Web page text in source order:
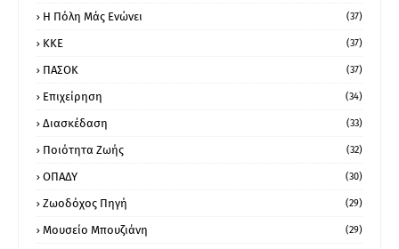
Η Πόλη Μάς Ενώνει (37)
ΚΚΕ (37)
ΠΑΣΟΚ (37)
Επιχείρηση (34)
Διασκέδαση (33)
Ποιότητα Ζωής (32)
ΟΠΑΔΥ (30)
Ζωοδόχος Πηγή (29)
Μουσείο Μπουζιάνη (29)